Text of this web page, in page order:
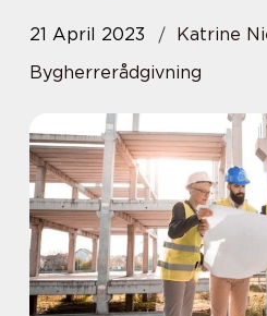
21 April 2023
Katrine
Bygherrerådgivning